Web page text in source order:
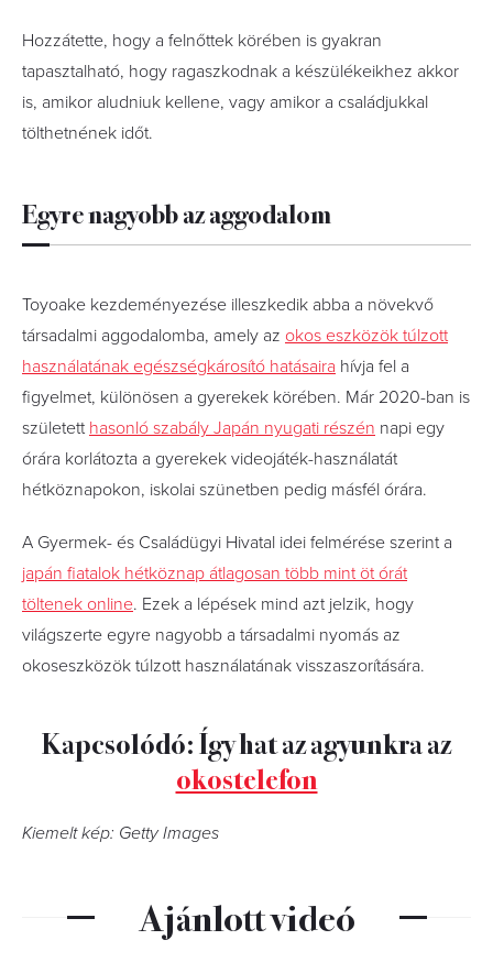
Hozzátette, hogy a felnőttek körében is gyakran
tapasztalható, hogy ragaszkodnak a készülékeikhez akkor
is, amikor aludniuk kellene, vagy amikor a családjukkal
tölthetnének időt.
Egyre nagyobb az aggodalom
Toyoake kezdeményezése illeszkedik abba a növekvő
társadalmi aggodalomba, amely az okos eszközök túlzott
használatának egészségkárosító hatásaira hívja fel a
figyelmet, különösen a gyerekek körében. Már 2020-ban is
született hasonló szabály Japán nyugati részén napi egy
órára korlátozta a gyerekek videojáték-használatát
hétköznapokon, iskolai szünetben pedig másfél órára.
A Gyermek- és Családügyi Hivatal idei felmérése szerint a
japán fiatalok hétköznap átlagosan több mint öt órát
töltenek online. Ezek a lépések mind azt jelzik, hogy
világszerte egyre nagyobb a társadalmi nyomás az
okoseszközök túlzott használatának visszaszorítására.
Kapcsolódó: Így hat az agyunkra az
okostelefon
Kiemelt kép: Getty Images
Ajánlott videó